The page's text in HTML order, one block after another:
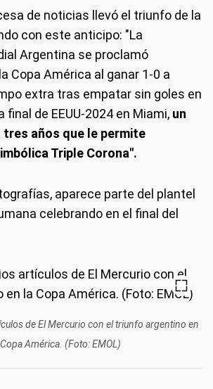
de noticias llevó el triunfo de la
con este anticipo: "La
Argentina se proclamó
Copa América al ganar 1-0 a
extra tras empatar sin goles en
final de EEUU-2024 en Miami, un
años que le permite
Triple Corona".
aparece parte del plantel
celebrando en el final del
de El Mercurio con el triunfo argentino en
América. (Foto: EMOL)